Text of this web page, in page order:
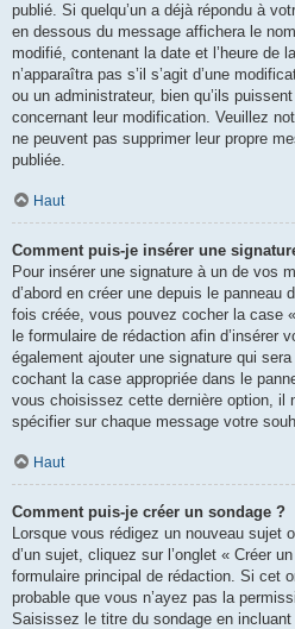
publié. Si quelqu’un a déjà répondu à
en dessous du message affichera le
modifié, contenant la date et l’heure de
n’apparaîtra pas s’il s’agit d’une
ou un administrateur, bien qu’ils
concernant leur modification. Veuillez
ne peuvent pas supprimer leur propre
publiée.
Haut
Comment puis-je insérer une
Pour insérer une signature à un de vos
d’abord en créer une depuis le panneau
fois créée, vous pouvez cocher la case
le formulaire de rédaction afin d’insérer
également ajouter une signature qui
cochant la case appropriée dans le
vous choisissez cette dernière option, il
spécifier sur chaque message votre
Haut
Comment puis-je créer un sondage ?
Lorsque vous rédigez un nouveau sujet
d’un sujet, cliquez sur l’onglet « Créer
formulaire principal de rédaction. Si cet
probable que vous n’ayez pas la
Saisissez le titre du sondage en